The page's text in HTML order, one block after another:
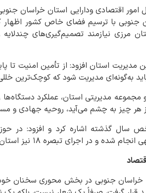
امور اقتصادی ودارایی استان خراسان
جنوبی با ترسیم فضای خاص کشور اظهار
مرزی نیازمند تصمیم‌گیری‌های
مدیریت استان افزود: از تأمین امنیت تا
به‌گونه‌ای مدیریت شود که کوچک‌ترین
و مجموعه مدیریتی استان، عملکرد
هر چیز به چشم می‌آید، روحیه جهادی و
سال گذشته اشاره کرد و افزود: در
۱۸ نیز استان توانست عملکردی فراتر از ۱۰۰ درصد ثبت کند.
خراسان جنوبی در بخش محوری سخنان خود